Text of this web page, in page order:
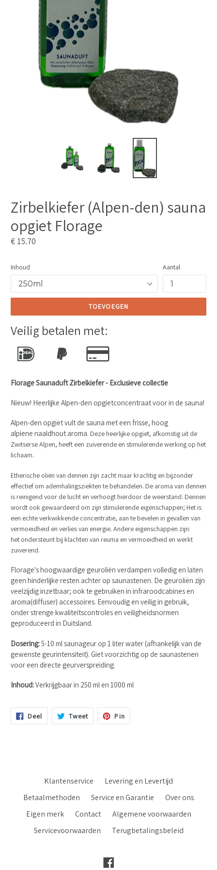
Zirbelkiefer (Alpen-den) sauna
opgiet Florage
Normale
€ 15.70
Inhoud Aantal
TOEVOEGEN
Veilig betalen met:
Florage Saunaduft Zirbelkiefer - Exclusieve collectie
Nieuw! Heerlijke Alpen-den opgietconcentraat voor in de sauna!
Alpen-den opgiet vult de sauna met een frisse, hoog
alpiene naaldhout aroma. Deze heerlijke opgiet, afkomstig uit de
Zwitserse Alpen, heeft een zuiverende en stimulerende werking op het
lichaam.
Etherische oliën van dennen zijn zacht maar krachtig en bijzonder
effectief om ademhalingsziekten te behandelen. De aroma van dennen
is reinigend voor de lucht en verhoogt hierdoor de weerstand. Dennen
wordt ook gewaardeerd om zijn stimulerende eigenschappen; Het is
een echte verkwikkende concentratie, aan te bevelen in gevallen van
vermoeidheid en verlies van energie. Andere eigenschappen zijn:
het ondersteunt bij klachten van reuma en vermoeidheid en werkt
zuiverend.
Florage's hoogwaardige geuroliën verdampen volledig en laten
geen hinderlijke resten achter op saunastenen. De geuroliën zijn
veelzijdig inzetbaar; ook te gebruiken in infraroodcabines en
aroma(diffuser) accessoires. Eenvoudig en veilig in gebruik,
onder strenge kwaliteitscontroles en veiligheidsnormen
geproduceerd in Duitsland.
Dosering:5-10 ml saunageur op 1 liter water (afhankelijk van de
gewenste geurintensiteit). Giet voorzichtig op de saunastenen
voor een directe geurverspreiding.
Inhoud:Verkrijgbaar in 250 ml en 1000 ml
Deel
Op
TweetTweet
Op
PinPin
Op
Klantenservice
Levering en Levertijd
Betaalmethoden
Service en Garantie
Over ons
Eigen merk
Contact
Algemene voorwaarden
Servicevoorwaarden
Terugbetalingsbeleid
Facebook